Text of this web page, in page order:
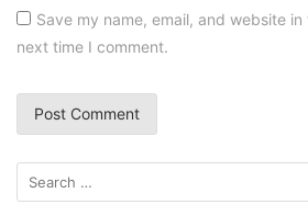
Save my name, email, and website
next time I comment.
e